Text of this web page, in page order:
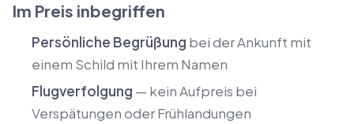
Im Preis inbegriffen
Persönliche Begrüßung bei der Ankunft mit
einem Schild mit Ihrem Namen
Flugverfolgung — kein Aufpreis bei
Verspätungen oder Frühlandungen